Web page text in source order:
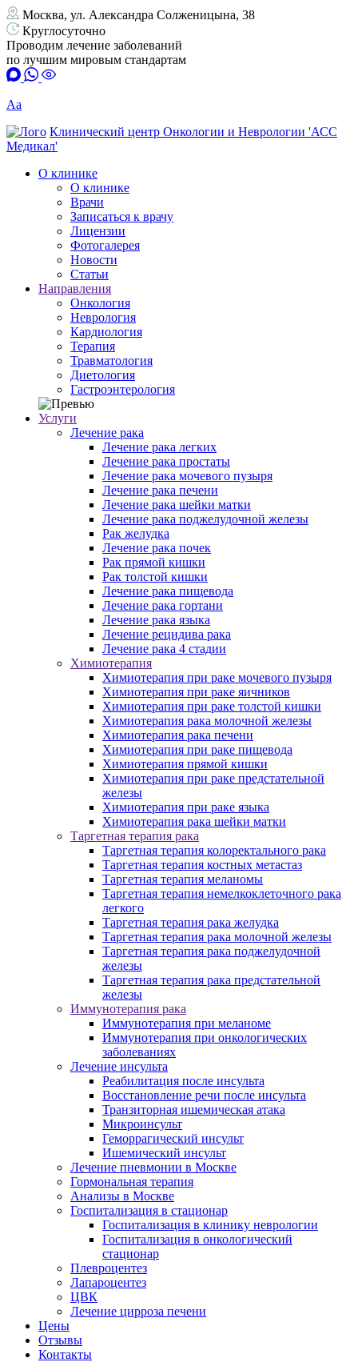
Москва, ул. Александра Солженицына, 38
Круглосуточно
Проводим лечение заболеваний
по лучшим мировым стандартам
Аа
Клинический центр Онкологии и Неврологии 'АСС
Медикал'
О клинике
О клинике
Врачи
Записаться к врачу
Лицензии
Фотогалерея
Новости
Статьи
Направления
Онкология
Неврология
Кардиология
Терапия
Травматология
Диетология
Гастроэнтерология
Услуги
Лечение рака
Лечение рака легких
Лечение рака простаты
Лечение рака мочевого пузыря
Лечение рака печени
Лечение рака шейки матки
Лечение рака поджелудочной железы
Рак желудка
Лечение рака почек
Рак прямой кишки
Рак толстой кишки
Лечение рака пищевода
Лечение рака гортани
Лечение рака языка
Лечение рецидива рака
Лечение рака 4 стадии
Химиотерапия
Химиотерапия при раке мочевого пузыря
Химиотерапия при раке яичников
Химиотерапия при раке толстой кишки
Химиотерапия рака молочной железы
Химиотерапия рака печени
Химиотерапия при раке пищевода
Химиотерапия прямой кишки
Химиотерапия при раке предстательной
железы
Химиотерапия при раке языка
Химиотерапия рака шейки матки
Таргетная терапия рака
Таргетная терапия колоректального рака
Таргетная терапия костных метастаз
Таргетная терапия меланомы
Таргетная терапия немелкоклеточного рака
легкого
Таргетная терапия рака желудка
Таргетная терапия рака молочной железы
Таргетная терапия рака поджелудочной
железы
Таргетная терапия рака предстательной
железы
Иммунотерапия рака
Иммунотерапия при меланоме
Иммунотерапия при онкологических
заболеваниях
Лечение инсульта
Реабилитация после инсульта
Восстановление речи после инсульта
Транзиторная ишемическая атака
Микроинсульт
Геморрагический инсульт
Ишемический инсульт
Лечение пневмонии в Москве
Гормональная терапия
Анализы в Москве
Госпитализация в стационар
Госпитализация в клинику неврологии
Госпитализация в онкологический
стационар
Плевроцентез
Лапароцентез
ЦВК
Лечение цирроза печени
Цены
Отзывы
Контакты